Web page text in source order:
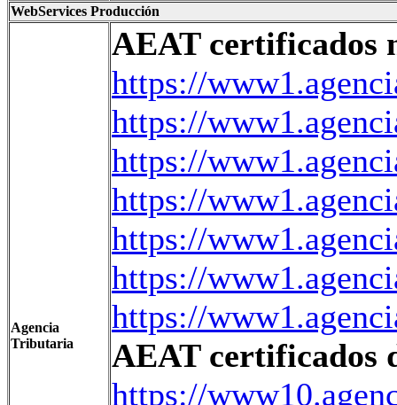
WebServices Producción
Agencia
Tributaria
AEAT certificados
https://
https://
https://
https://
https://
https://
https://
AEAT certificados
https://